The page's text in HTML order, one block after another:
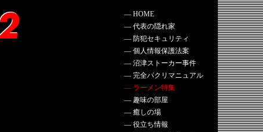
― HOME
― 代表の隠れ家
― 防犯セキュリティ
― 個人情報保護法案
― 沼津ストーカー事件
― 完全パクリマニュアル
― ラーメン特集
― 趣味の部屋
― 癒しの場
― 役立ち情報